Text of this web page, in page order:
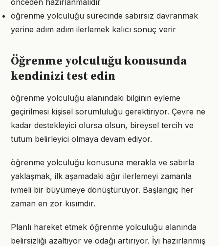
önceden hazırlanmalıdır
öğrenme yolculuğu sürecinde sabırsız davranmak
yerine adım adım ilerlemek kalıcı sonuç verir
Öğrenme yolculuğu konusunda
kendinizi test edin
öğrenme yolculuğu alanındaki bilginin eyleme
geçirilmesi kişisel sorumluluğu gerektiriyor. Çevre ne
kadar destekleyici olursa olsun, bireysel tercih ve
tutum belirleyici olmaya devam ediyor.
öğrenme yolculuğu konusuna merakla ve sabırla
yaklaşmak, ilk aşamadaki ağır ilerlemeyi zamanla
ivmeli bir büyümeye dönüştürüyor. Başlangıç her
zaman en zor kısımdır.
Planlı hareket etmek öğrenme yolculuğu alanında
belirsizliği azaltıyor ve odağı artırıyor. İyi hazırlanmış